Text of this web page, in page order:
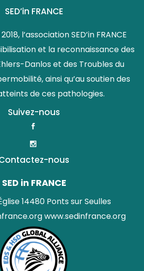
SED’in FRANCE
l’association SED’in FRANCE
et la reconnaissance des
Danlos et des Troubles du
ainsi qu’au soutien des
de ces pathologies.
Suivez-nous
nous
SED in FRANCE
14480 Ponts sur Seulles
www.sedinfrance.org